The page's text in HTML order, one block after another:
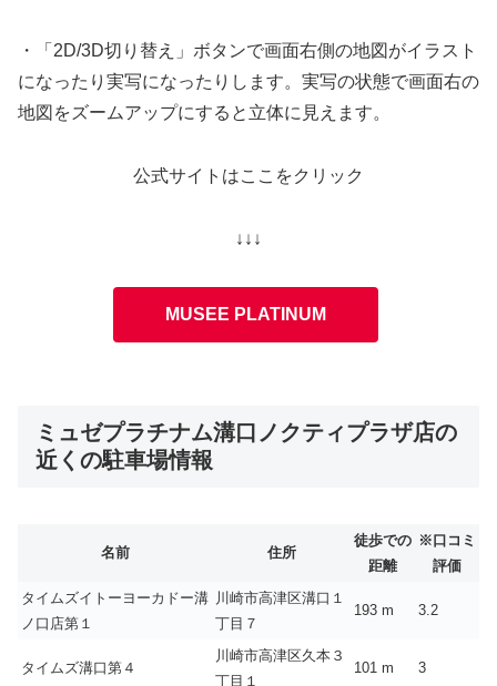
・「2D/3D切り替え」ボタンで画面右側の地図がイラスト
になったり実写になったりします。実写の状態で画面右の
地図をズームアップにすると立体に見えます。
公式サイトはここをクリック
↓↓↓
MUSEE PLATINUM
ミュゼプラチナム溝口ノクティプラザ店の
近くの駐車場情報
名前 住所
徒歩での
距離
※口コミ
評価
タイムズイトーヨーカドー溝
ノ口店第１
川崎市高津区溝口１
丁目７
193 m 3.2
タイムズ溝口第４
川崎市高津区久本３
丁目１
101 m 3